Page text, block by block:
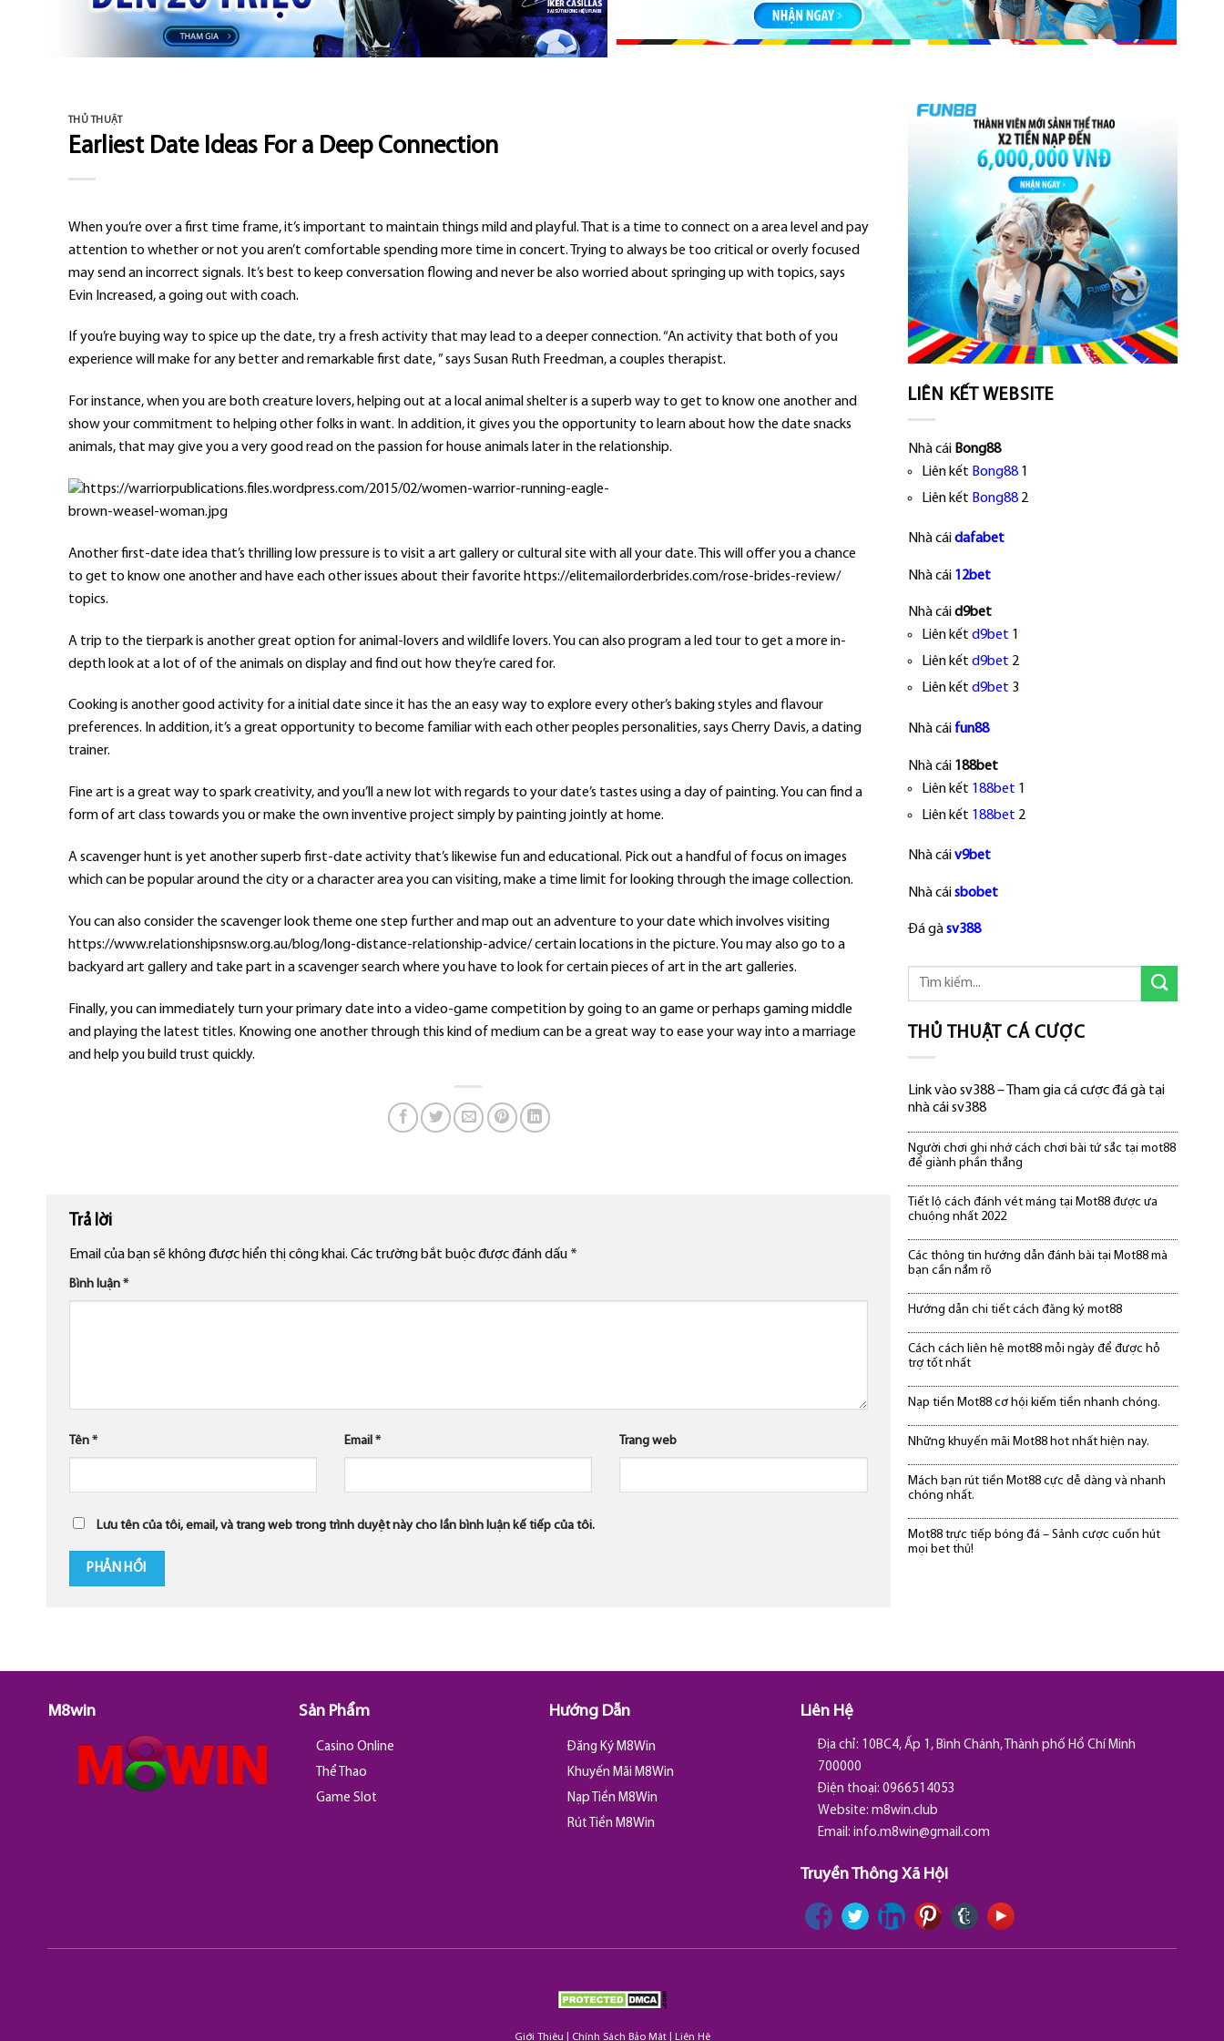
THỦ THUẬT
Earliest Date Ideas For a Deep Connection
When you’re over a first time frame, it’s important to maintain things mild and playful. That is a time to connect on a area level and pay
attention to whether or not you aren’t comfortable spending more time in concert. Trying to always be too critical or overly focused
may send an incorrect signals. It’s best to keep conversation flowing and never be also worried about springing up with topics, says
Evin Increased, a going out with coach.
If you’re buying way to spice up the date, try a fresh activity that may lead to a deeper connection. “An activity that both of you
experience will make for any better and remarkable first date, ” says Susan Ruth Freedman, a couples therapist.
For instance, when you are both creature lovers, helping out at a local animal shelter is a superb way to get to know one another and
show your commitment to helping other folks in want. In addition, it gives you the opportunity to learn about how the date snacks
animals, that may give you a very good read on the passion for house animals later in the relationship.
Another first-date idea that’s thrilling low pressure is to visit a art gallery or cultural site with all your date. This will offer you a chance
to get to know one another and have each other issues about their favorite https://elitemailorderbrides.com/rose-brides-review/
topics.
A trip to the tierpark is another great option for animal-lovers and wildlife lovers. You can also program a led tour to get a more in-
depth look at a lot of of the animals on display and find out how they’re cared for.
Cooking is another good activity for a initial date since it has the an easy way to explore every other’s baking styles and flavour
preferences. In addition, it’s a great opportunity to become familiar with each other peoples personalities, says Cherry Davis, a dating
trainer.
Fine art is a great way to spark creativity, and you’ll a new lot with regards to your date’s tastes using a day of painting. You can find a
form of art class towards you or make the own inventive project simply by painting jointly at home.
A scavenger hunt is yet another superb first-date activity that’s likewise fun and educational. Pick out a handful of focus on images
which can be popular around the city or a character area you can visiting, make a time limit for looking through the image collection.
You can also consider the scavenger look theme one step further and map out an adventure to your date which involves visiting
https://www.relationshipsnsw.org.au/blog/long-distance-relationship-advice/certain locations in the picture. You may also go to a
backyard art gallery and take part in a scavenger search where you have to look for certain pieces of art in the art galleries.
Finally, you can immediately turn your primary date into a video-game competition by going to an game or perhaps gaming middle
and playing the latest titles. Knowing one another through this kind of medium can be a great way to ease your way into a marriage
and help you build trust quickly.
Trả lời
Email của bạn sẽ không được hiển thị công khai. Các trường bắt buộc được đánh dấu *
Bình luận *
Tên * Email * Trang web
Lưu tên của tôi, email, và trang web trong trình duyệt này cho lần bình luận kế tiếp của tôi.
LIÊN KẾT WEBSITE
Nhà cái Bong88
Liên kết Bong88 1
Liên kết Bong88 2
Nhà cáidafabet
Nhà cái 12bet
Nhà cáid9bet
Liên kếtd9bet 1
Liên kếtd9bet 2
Liên kếtd9bet 3
Nhà cái fun88
Nhà cái 188bet
Liên kết 188bet 1
Liên kết 188bet 2
Nhà cáiv9bet
Nhà cáisbobet
Đá gàsv388
THỦ THUẬT CÁ CƯỢC
Link vào sv388 – Tham gia cá cược đá gà tại
nhà cái sv388
Người chơi ghi nhớ cách chơi bài tứ sắc tại mot88
để giành phần thắng
Tiết lộ cách đánh vét máng tại Mot88 được ưa
chuộng nhất 2022
Các thông tin hướng dẫn đánh bài tại Mot88 mà
bạn cần nắm rõ
Hướng dẫn chi tiết cách đăng ký mot88
Cách cách liên hệ mot88 mỗi ngày để được hỗ
trợ tốt nhất
Nạp tiền Mot88 cơ hội kiếm tiền nhanh chóng.
Những khuyến mãi Mot88 hot nhất hiện nay.
Mách bạn rút tiền Mot88 cực dễ dàng và nhanh
chóng nhất.
Mot88 trực tiếp bóng đá – Sảnh cược cuốn hút
mọi bet thủ!
M8win Sản Phẩm
Casino Online
Thể Thao
Game Slot
Hướng Dẫn
Đăng Ký M8Win
Khuyến Mãi M8Win
Nạp Tiền M8Win
Rút Tiền M8Win
Liên Hệ
Địa chỉ: 10BC4, Ấp 1, Bình Chánh, Thành phố Hồ Chí Minh
700000
Điện thoại: 0966514053
Website: m8win.club
Email:info.m8win@gmail.com
Truyền Thông Xã Hội
Giới Thiệu Chính Sách Bảo Mật| Liên Hệ